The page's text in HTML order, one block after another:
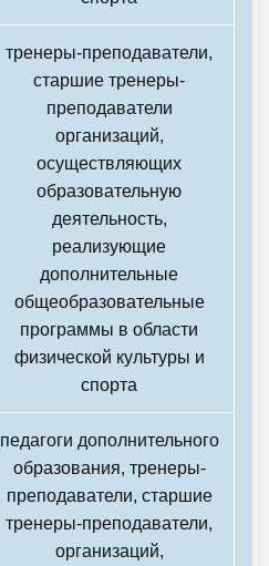
тренеры-преподаватели,
старшие тренеры-
преподаватели
организаций,
осуществляющих
образовательную
деятельность,
реализующие
дополнительные
общеобразовательные
программы в области
физической культуры и
спорта
педагоги дополнительного
образования, тренеры-
преподаватели, старшие
тренеры-преподаватели,
организаций,